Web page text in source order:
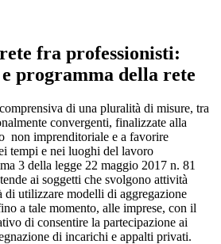
fra professionisti:
e programma della rete
di una pluralità di misure, tra
convergenti, finalizzate alla
non imprenditoriale e a favorire
tempi e nei luoghi del lavoro
3 della legge 22 maggio 2017 n. 81
ai soggetti che svolgono attività
di utilizzare modelli di aggregazione
a tale momento, alle imprese, con il
di consentire la partecipazione ai
di incarichi e appalti privati.